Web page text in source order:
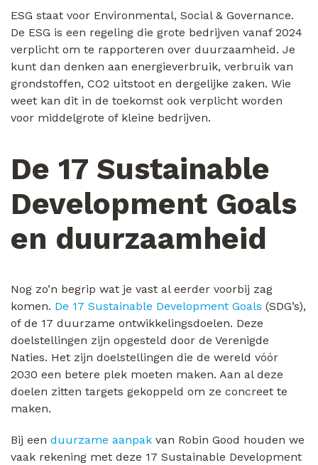
ESG staat voor Environmental, Social & Governance.
De ESG is een regeling die grote bedrijven vanaf 2024
verplicht om te rapporteren over duurzaamheid. Je
kunt dan denken aan energieverbruik, verbruik van
grondstoffen, CO2 uitstoot en dergelijke zaken. Wie
weet kan dit in de toekomst ook verplicht worden
voor middelgrote of kleine bedrijven.
De 17 Sustainable
Development Goals
en duurzaamheid
Nog zo’n begrip wat je vast al eerder voorbij zag
komen. De 17 Sustainable Development Goals (SDG’s),
of de 17 duurzame ontwikkelingsdoelen. Deze
doelstellingen zijn opgesteld door de Verenigde
Naties. Het zijn doelstellingen die de wereld vóór
2030 een betere plek moeten maken. Aan al deze
doelen zitten targets gekoppeld om ze concreet te
maken.
Bij een duurzame aanpak van Robin Good houden we
vaak rekening met deze 17 Sustainable Development